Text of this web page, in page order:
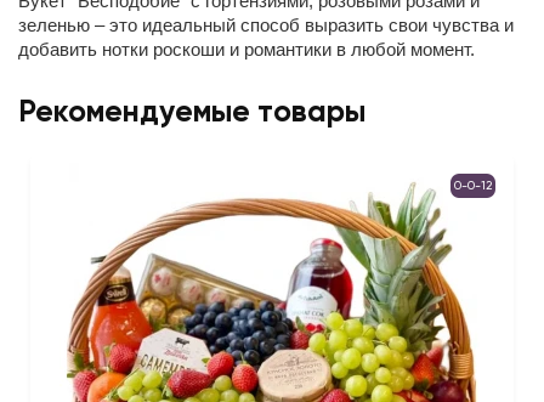
зеленью – это идеальный способ выразить свои чувства и
добавить нотки роскоши и романтики в любой момент.
Рекомендуемые товары
0-0-12